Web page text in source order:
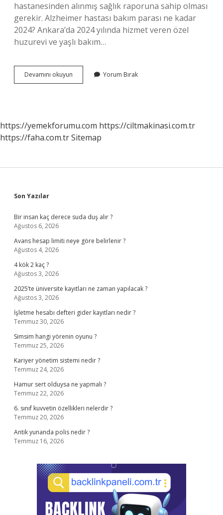
hastanesinden alınmış sağlık raporuna sahip olması
gerekir. Alzheimer hastası bakım parası ne kadar
2024? Ankara’da 2024 yılında hizmet veren özel
huzurevi ve yaşlı bakım…
Devamını okuyun Alzheimer
Hastasına
Yorum Bırak
https://yemekforumu.com https://ciltmakinasi.com.tr
https://faha.com.trSitemap
Sidebar
Son Yazılar
Bir insan kaç derece suda duş alır ?
Ağustos 6, 2026
Avans hesap limiti neye göre belirlenir ?
Ağustos 4, 2026
4 kök 2 kaç ?
Ağustos 3, 2026
2025’te üniversite kayıtları ne zaman yapılacak ?
Ağustos 3, 2026
İşletme hesabı defteri gider kayıtları nedir ?
Temmuz 30, 2026
Simsim hangi yörenin oyunu ?
Temmuz 25, 2026
Kariyer yönetim sistemi nedir ?
Temmuz 24, 2026
Hamur sert olduysa ne yapmalı ?
Temmuz 22, 2026
6. sınıf kuvvetin özellikleri nelerdir ?
Temmuz 20, 2026
Antik yunanda polis nedir ?
Temmuz 16, 2026